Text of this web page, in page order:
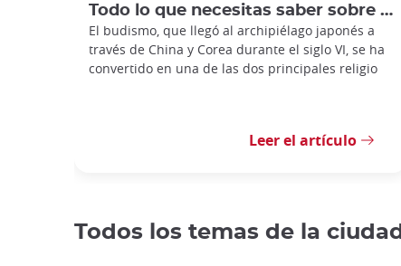
Todo lo que necesitas saber sobre el budismo japonés
El budismo, que llegó al archipiélago japonés a
través de China y Corea durante el siglo VI, se ha
convertido en una de las dos principales religio
Leer el artículo
Todos los temas de la ciudad